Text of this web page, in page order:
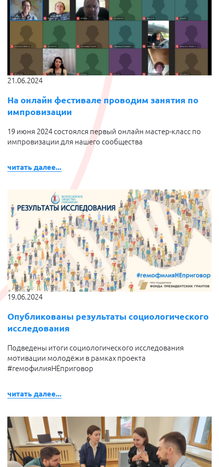
21.06.2024
На онлайн фестивале проводим занятия по
импровизации
19 июня 2024 состоялся первый онлайн мастер-класс по
импровизации для нашего сообщества
читать далее...
19.06.2024
Опубликованы результаты социологического
исследования
Подведены итоги социологического исследования
мотивации молодёжи в рамках проекта
#гемофилияНЕприговор
читать далее...